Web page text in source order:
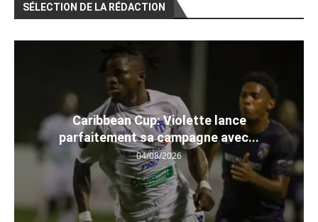
SÉLECTION DE LA RÉDACTION
Caribbean Cup: Violette lance
parfaitement sa campagne avec...
04/08/2026